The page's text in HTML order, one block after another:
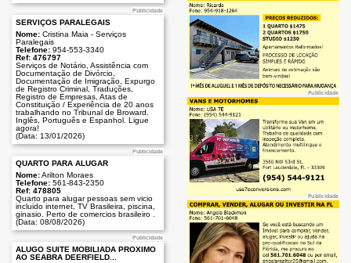
Publicidade
SERVIÇOS PARALEGAIS
Nome: Cristina Maia - Serviços
Paralegais
Telefone: 954-553-3340
Ref: 476797
Serviços de Notário, Assistência com
Documentação de Divórcio,
Documentação de Imigração, Expurgo
de Registro Criminal, Traduções,
Registro de Empresas, Atas de
Constituição / Experiência de 20 anos
trabalhando no Tribunal de Broward.
Inglês, Português e Espanhol. Ligue
agora!
(Data: 13/01/2026)
Publicidade
QUARTO PARA ALUGAR
Nome:Arilton Moraes
Telefone: 561-843-2350
Ref: 478805
Quarto para alugar pessoas sem vicio
incluido internet, TV Brasileira, piscina,
ginasio. Perto de comercios brasileiro .
(Data: 08/08/2026)
Publicidade
ALUGO SUITE MOBILIADA PRÓXIMO
AO SEABRA DEERFIELD...
Publicidade
Publicidade